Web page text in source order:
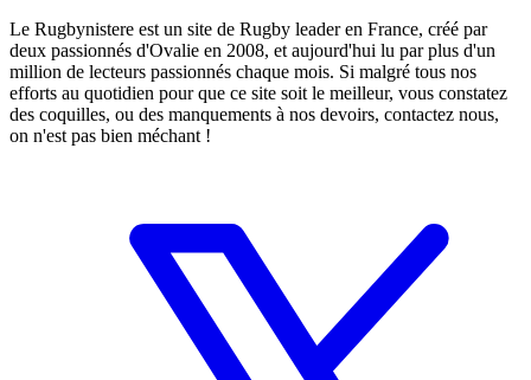
Le Rugbynistere est un site de Rugby leader en France, créé par
deux passionnés d'Ovalie en 2008, et aujourd'hui lu par plus d'un
million de lecteurs passionnés chaque mois. Si malgré tous nos
efforts au quotidien pour que ce site soit le meilleur, vous constatez
des coquilles, ou des manquements à nos devoirs, contactez nous,
on n'est pas bien méchant !